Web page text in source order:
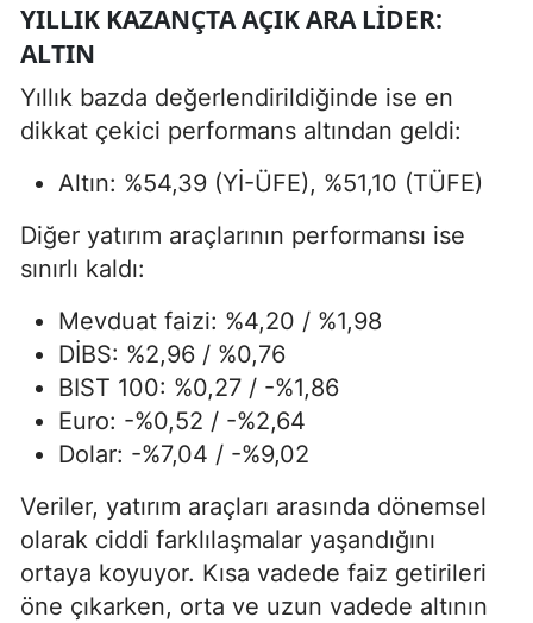
YILLIK KAZANÇTA AÇIK ARA LIDER:
ALTIN
Yıllık bazda değerlendirildiğinde ise en
dikkat çekici performans altından geldi:
Altın: %54,39 (Yİ-ÜFE), %51,10 (TÜFE)
Diğer yatırım araçlarının performansı ise
sınırlı kaldı:
Mevduat faizi: %4,20 / %1,98
DİBS: %2,96 / %0,76
BIST 100: %0,27 / -%1,86
Euro: -%0,52 / -%2,64
Dolar: -%7,04 / -%9,02
Veriler, yatırım araçları arasında dönemsel
olarak ciddi farklılaşmalar yaşandığını
ortaya koyuyor. Kısa vadede faiz getirileri
öne çıkarken, orta ve uzun vadede altının